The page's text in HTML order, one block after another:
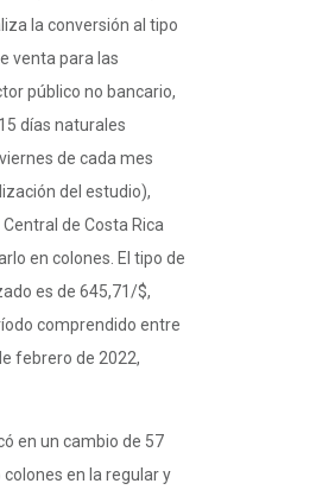
la conversión al tipo
venta para las
público no bancario,
días naturales
de cada mes
del estudio),
de Costa Rica
en colones. El tipo de
es de 645,71/$,
comprendido entre
febrero de 2022,
en un cambio de 57
en la regular y